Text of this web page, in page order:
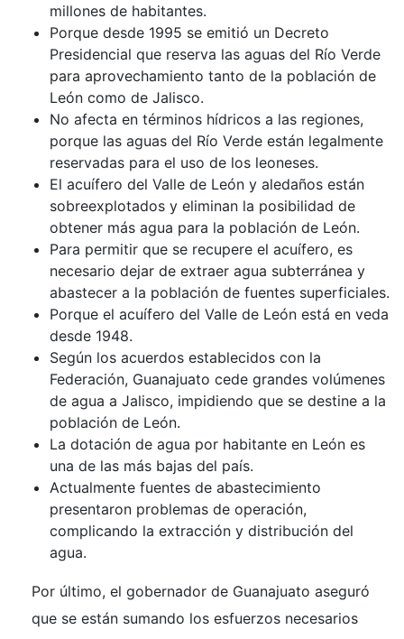
millones de habitantes.
Porque desde 1995 se emitió un Decreto
Presidencial que reserva las aguas del Río Verde
para aprovechamiento tanto de la población de
León como de Jalisco.
No afecta en términos hídricos a las regiones,
porque las aguas del Río Verde están legalmente
reservadas para el uso de los leoneses.
El acuífero del Valle de León y aledaños están
sobreexplotados y eliminan la posibilidad de
obtener más agua para la población de León.
Para permitir que se recupere el acuífero, es
necesario dejar de extraer agua subterránea y
abastecer a la población de fuentes superficiales.
Porque el acuífero del Valle de León está en veda
desde 1948.
Según los acuerdos establecidos con la
Federación, Guanajuato cede grandes volúmenes
de agua a Jalisco, impidiendo que se destine a la
población de León.
La dotación de agua por habitante en León es
una de las más bajas del país.
Actualmente fuentes de abastecimiento
presentaron problemas de operación,
complicando la extracción y distribución del
agua.
Por último, el gobernador de Guanajuato aseguró
que se están sumando los esfuerzos necesarios